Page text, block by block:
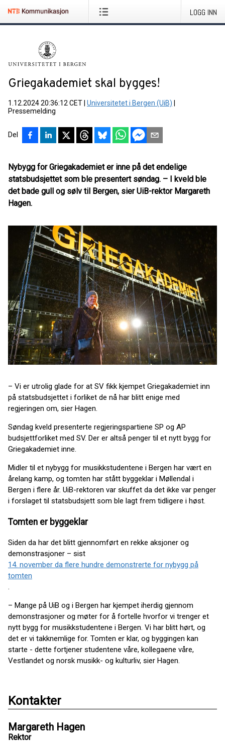
LOGG INN
Griegakademiet skal bygges!
1.12.2024 20:36:12 CET Universitetet i Bergen (UiB)
Pressemelding
Del
Nybygg for Griegakademiet er inne på det endelige
statsbudsjettet som ble presentert søndag. – I kveld ble
det bade gull og sølv til Bergen, sier UiB-rektor Margareth
Hagen.
– Vi er utrolig glade for at SV fikk kjempet Griegakademiet inn
på statsbudsjettet i forliket de nå har blitt enige med
regjeringen om, sier Hagen.
Søndag kveld presenterte regjeringspartiene SP og AP
budsjettforliket med SV. Der er altså penger til et nytt bygg for
Griegakademiet inne.
Midler til et nybygg for musikkstudentene i Bergen har vært en
årelang kamp, og tomten har stått byggeklar i Møllendal i
Bergen i flere år. UiB-rektoren var skuffet da det ikke var penger
i forslaget til statsbudsjett som ble lagt frem tidligere i høst.
Tomten er byggeklar
Siden da har det blitt gjennomført en rekke aksjoner og
demonstrasjoner – sist
14. november da flere hundre demonstrerte for nybygg på
tomten
.
– Mange på UiB og i Bergen har kjempet iherdig gjennom
demonstrasjoner og møter for å fortelle hvorfor vi trenger et
nytt bygg for musikkstudentene i Bergen. Vi har blitt hørt, og
det er vi takknemlige for. Tomten er klar, og byggingen kan
starte - dette fortjener studentene våre, kollegaene våre,
Vestlandet og norsk musikk- og kulturliv, sier Hagen.
Kontakter
Margareth Hagen
Rektor